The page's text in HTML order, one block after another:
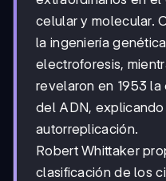
celular y molecular.
la ingeniería
electroforesis,
revelaron en 1953
del ADN,
autorreplicación.
Robert Whittaker
clasificación de los